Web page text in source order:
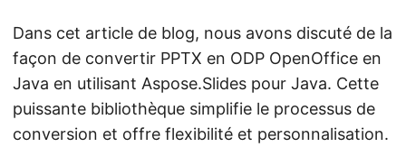
Dans cet article de blog, nous avons discuté de la
façon de convertir PPTX en ODP OpenOffice en
Java en utilisant Aspose.Slides pour Java. Cette
puissante bibliothèque simplifie le processus de
conversion et offre flexibilité et personnalisation.